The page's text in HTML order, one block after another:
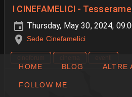
I CINEFAMELICI -
Thursday, May 30, 2024,
Sede Cinefamelici
HOME BLOG ALTRE
FOLLOW ME